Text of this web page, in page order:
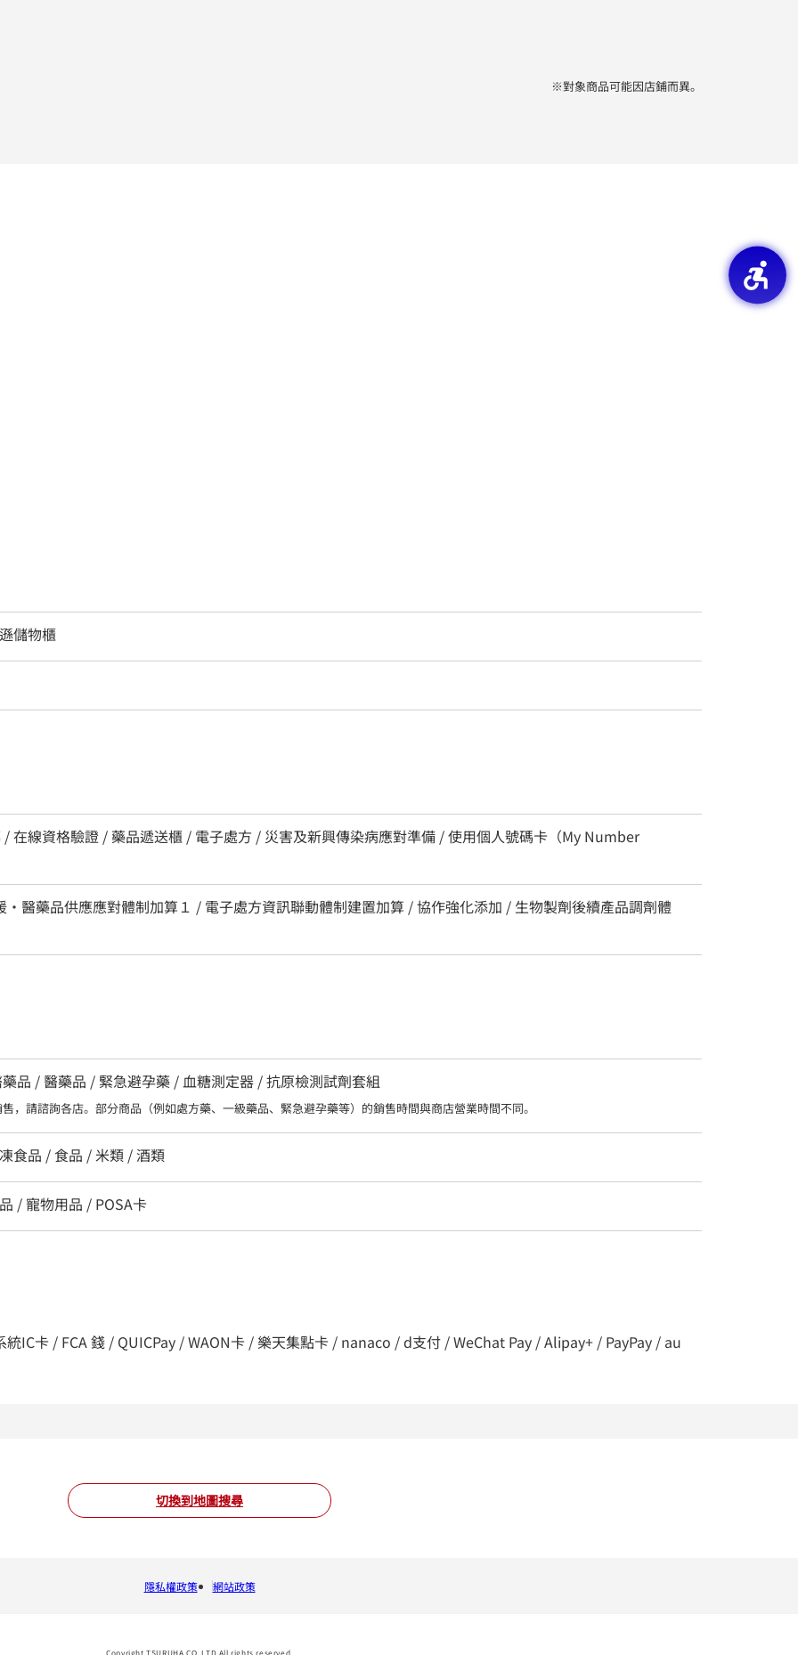
※對象商品可能因店鋪而異。
儲物櫃
在線資格驗證 / 藥品遞送櫃 / 電子處方 / 災害及新興傳染病應對準備 / 使用個人號碼卡（My Number
・醫藥品供應應對體制加算１ / 電子處方資訊聯動體制建置加算 / 協作強化添加 / 生物製劑後續產品調劑體
品 / 醫藥品 / 緊急避孕藥 / 血糖測定器 / 抗原檢測試劑套組
，請諮詢各店。部分商品（例如處方藥、一級藥品、緊急避孕藥等）的銷售時間與商店營業時間不同。
食品 / 食品 / 米類 / 酒類
/ 寵物用品 / POSA卡
IC卡 / FCA 錢 / QUICPay / WAON卡 / 樂天集點卡 / nanaco / d支付 / WeChat Pay / Alipay+ / PayPay / au
切換到地圖搜尋
隱私權政策 網站政策
Copyright TSURUHA CO.,LTD All rights reserved.